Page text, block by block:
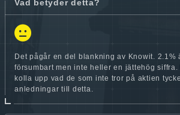
Vad betyder detta?
Det pågår en del blankning av Knowit. 2.1%
försumbart men inte heller en jättehög siffra.
kolla upp vad de som inte tror på aktien
anledningar till detta.